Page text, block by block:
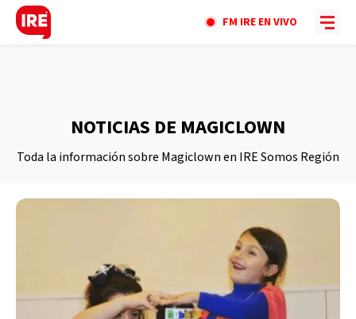
FM IRE EN VIVO
NOTICIAS DE MAGICLOWN
Toda la información sobre Magiclown en IRE Somos Región